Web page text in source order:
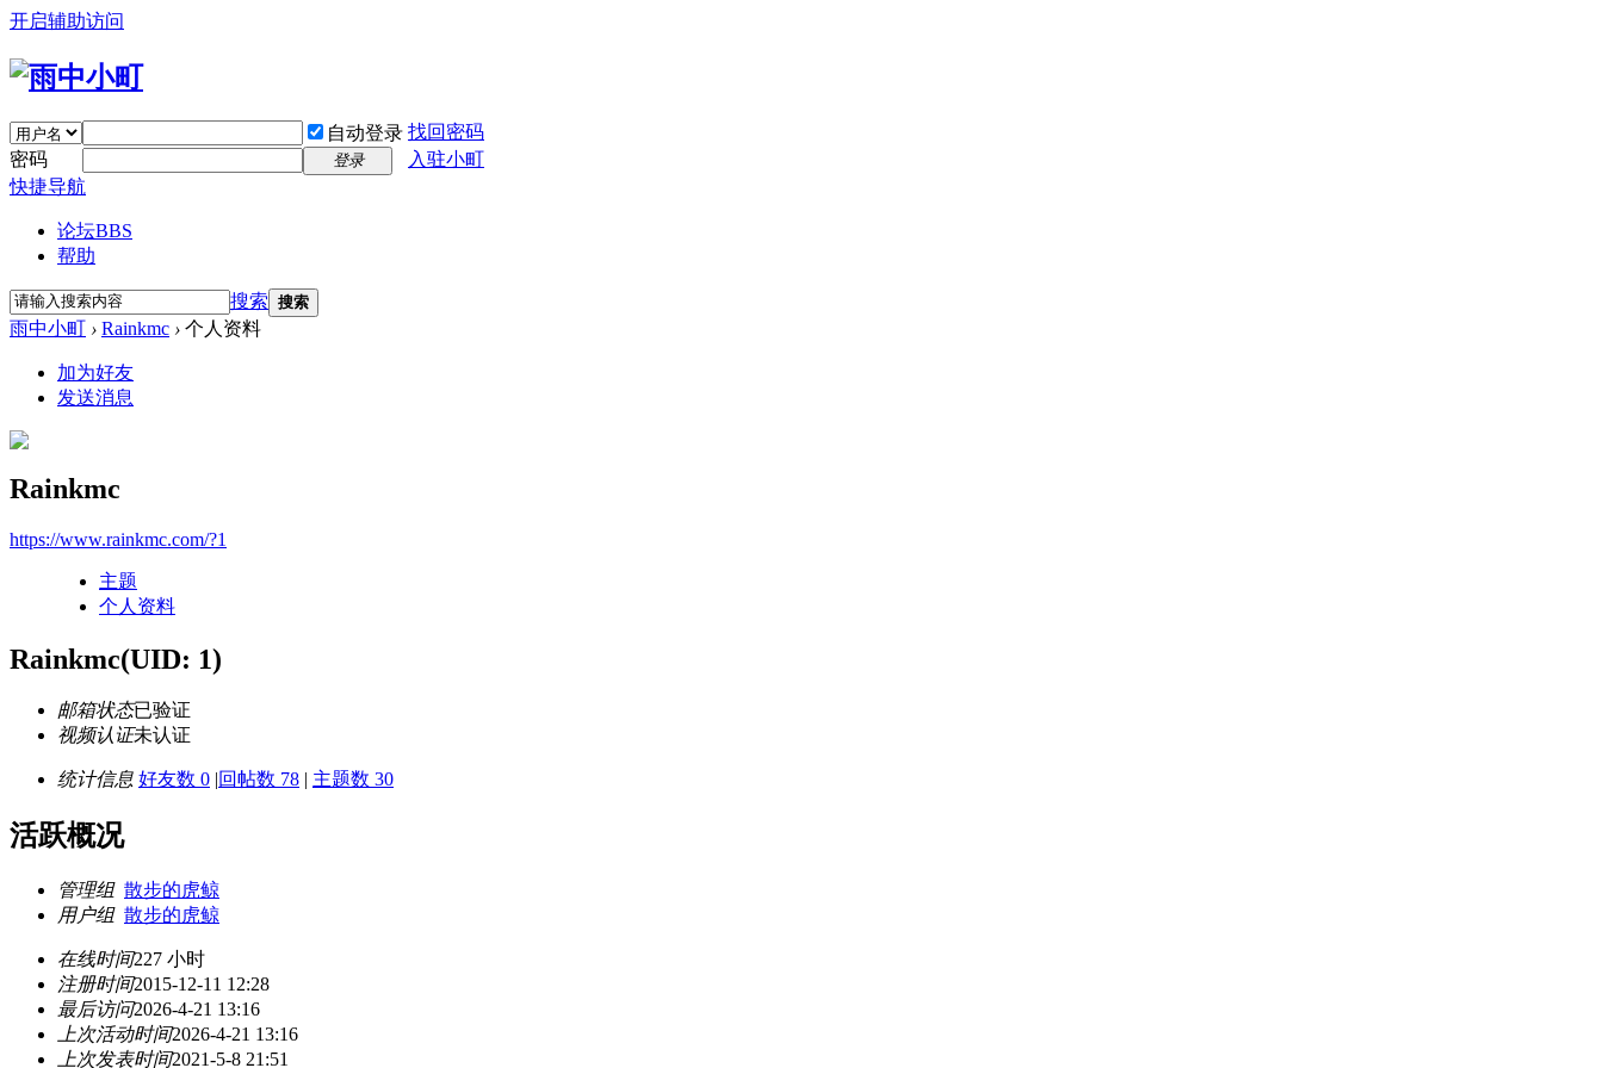
开启辅助访问
自动登录 找回密码
密码
登录
入驻小町
快捷导航
论坛BBS
帮助
搜索 搜索
雨中小町 › Rainkmc › 个人资料
加为好友
发送消息
Rainkmc
https://www.rainkmc.com/?1
主题
个人资料
Rainkmc(UID: 1)
邮箱状态已验证
视频认证未认证
统计信息 好友数 0 |回帖数 78 | 主题数 30
活跃概况
管理组 散步的虎鲸
用户组 散步的虎鲸
在线时间227 小时
注册时间2015-12-11 12:28
最后访问2026-4-21 13:16
上次活动时间2026-4-21 13:16
上次发表时间2021-5-8 21:51